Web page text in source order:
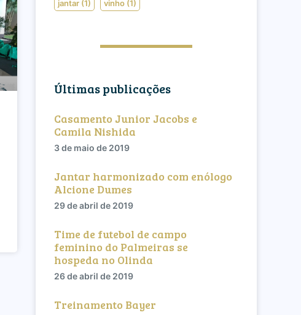
jantar (1) vinho (1)
Últimas publicações
Casamento Junior Jacobs e
Camila Nishida
3 de maio de 2019
Jantar harmonizado com enólogo
Alcione Dumes
29 de abril de 2019
Time de futebol de campo
feminino do Palmeiras se
hospeda no Olinda
26 de abril de 2019
Treinamento Bayer